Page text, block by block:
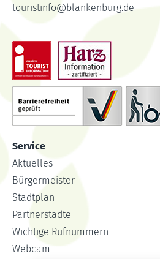
touristinfo@blankenburg.de
Service
Aktuelles
Bürgermeister
Stadtplan
Partnerstädte
Wichtige Rufnummern
Webcam